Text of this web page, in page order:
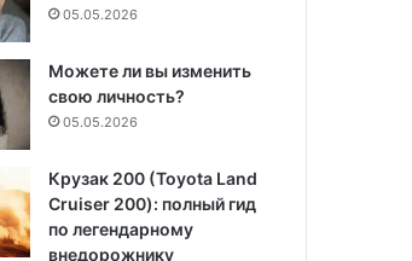
05.05.2026
Можете ли вы изменить
свою личность?
05.05.2026
Крузак 200 (Toyota Land
Cruiser 200): полный гид
по легендарному
внедорожнику